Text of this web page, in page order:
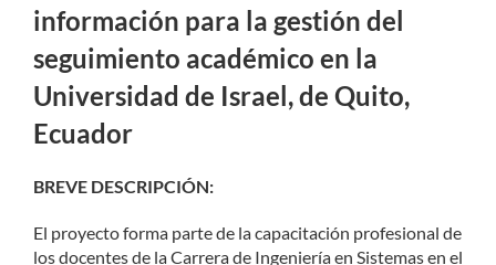
información para la gestión del
seguimiento académico en la
Universidad de Israel, de Quito,
Ecuador
BREVE DESCRIPCIÓN:
El proyecto forma parte de la capacitación profesional de
los docentes de la Carrera de Ingeniería en Sistemas en el